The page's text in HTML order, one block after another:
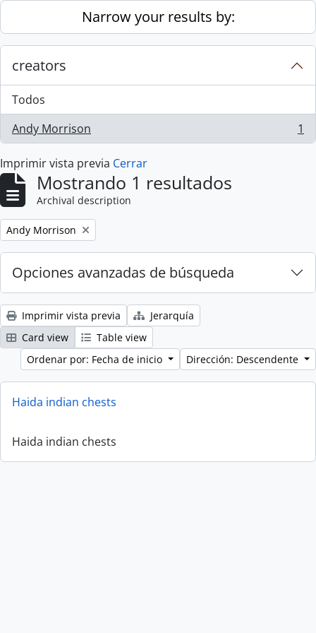
Skip to main contentNarrow your results by:
creators
Todos
Andy Morrison
, 1 resultados 1
Imprimir vista previa Cerrar
Mostrando 1 resultados
Archival description
Remove filter:
Andy Morrison
Opciones avanzadas de búsqueda
Imprimir vista previa
Jerarquía
Card view
Table view
Ordenar por: Fecha de inicio
Dirección: Descendente
Haida indian chests
Haida indian chests